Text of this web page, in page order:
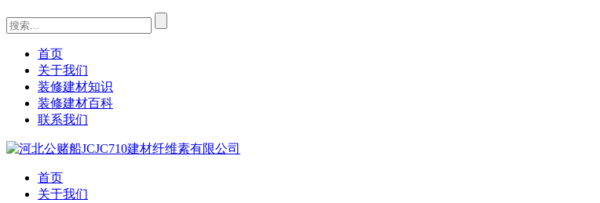
首页
关于我们
装修建材知识
装修建材百科
联系我们
首页
关于我们